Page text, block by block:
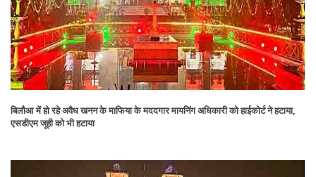
बिलौआ में हो रहे अवैध खनन के माफिया के मददगार मायनिंग अधिकारी को हाईकोर्ट ने हटाया,
एसडीएम जूही को भी हटाया